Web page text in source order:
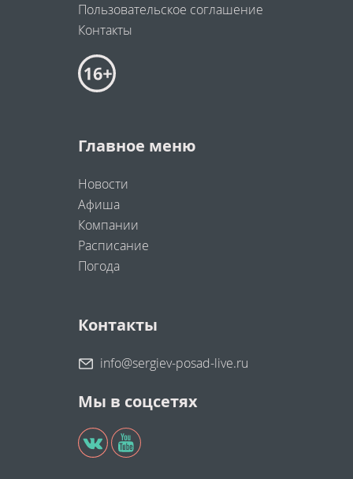
Пользовательское соглашение
Контакты
Главное меню
Новости
Афиша
Компании
Расписание
Погода
Контакты
info@sergiev-posad-live.ru
Мы в соцсетях